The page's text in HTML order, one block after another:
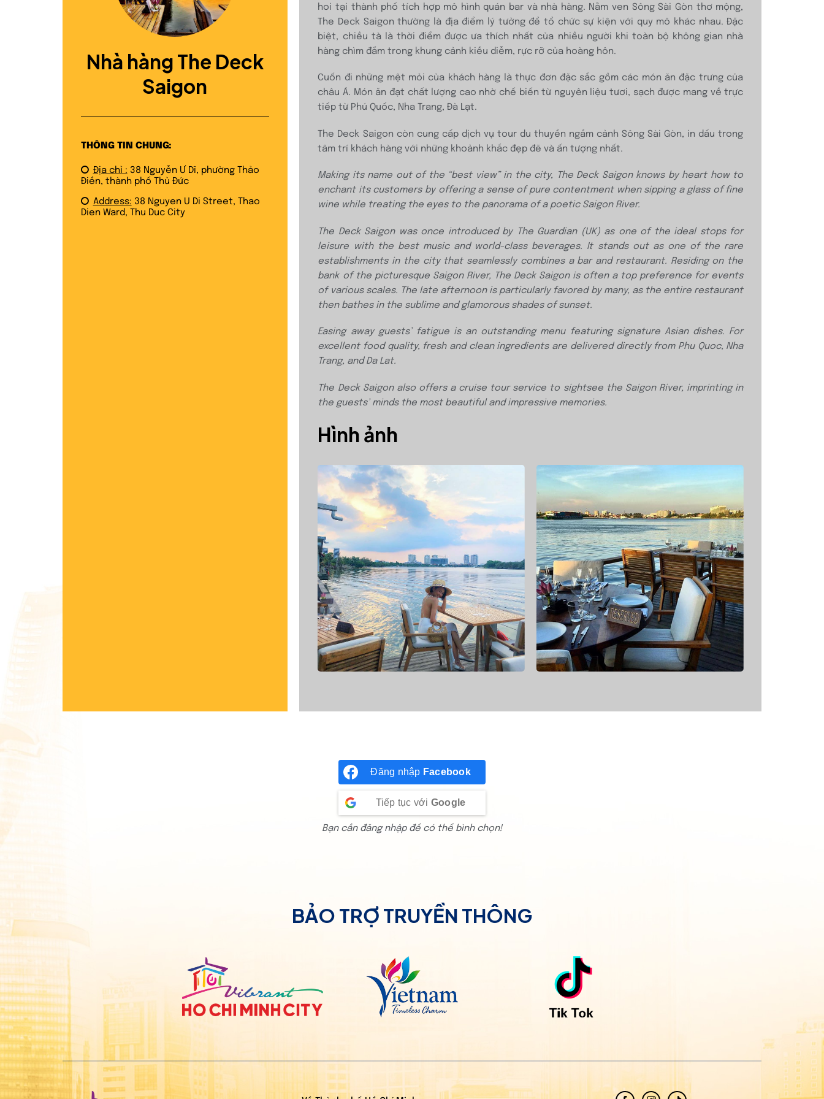
Nhà hàng The Deck
Saigon
THÔNG TIN CHUNG:
Địa chỉ : 38 Nguyễn Ư Dĩ, phường Thảo
Điền, thành phố Thủ Đức
Address: 38 Nguyen U Di Street, Thao
Dien Ward, Thu Duc City
hoi tại thành phố tích hợp mô hình quán bar và nhà hàng. Nằm ven Sông Sài Gòn thơ mộng,
The Deck Saigon thường là địa điểm lý tưởng để tổ chức sự kiện với quy mô khác nhau. Đặc
biệt, chiều tà là thời điểm được ưa thích nhất của nhiều người khi toàn bộ không gian nhà
hàng chìm đắm trong khung cảnh kiều diễm, rực rỡ của hoàng hôn.
Cuốn đi những mệt mỏi của khách hàng là thực đơn đặc sắc gồm các món ăn đặc trưng của
châu Á. Món ăn đạt chất lượng cao nhờ chế biến từ nguyên liệu tươi, sạch được mang về trực
tiếp từ Phú Quốc, Nha Trang, Đà Lạt.
The Deck Saigon còn cung cấp dịch vụ tour du thuyền ngắm cảnh Sông Sài Gòn, in dấu trong
tâm trí khách hàng với những khoảnh khắc đẹp đẽ và ấn tượng nhất.
Making its name out of the “best view” in the city, The Deck Saigon knows by heart how to
enchant its customers by offering a sense of pure contentment when sipping a glass of fine
wine while treating the eyes to the panorama of a poetic Saigon River.
The Deck Saigon was once introduced by The Guardian (UK) as one of the ideal stops for
leisure with the best music and world-class beverages. It stands out as one of the rare
establishments in the city that seamlessly combines a bar and restaurant. Residing on the
bank of the picturesque Saigon River, The Deck Saigon is often a top preference for events
of various scales. The late afternoon is particularly favored by many, as the entire restaurant
then bathes in the sublime and glamorous shades of sunset.
Easing away guests’ fatigue is an outstanding menu featuring signature Asian dishes. For
excellent food quality, fresh and clean ingredients are delivered directly from Phu Quoc, Nha
Trang, and Da Lat.
The Deck Saigon also offers a cruise tour service to sightsee the Saigon River, imprinting in
the guests’ minds the most beautiful and impressive memories.
Hình ảnh
Đăng nhập Facebook
Tiếp tục với Google
Bạn cần đăng nhập để có thể bình chọn!
BẢO TRỢ TRUYỀN THÔNG